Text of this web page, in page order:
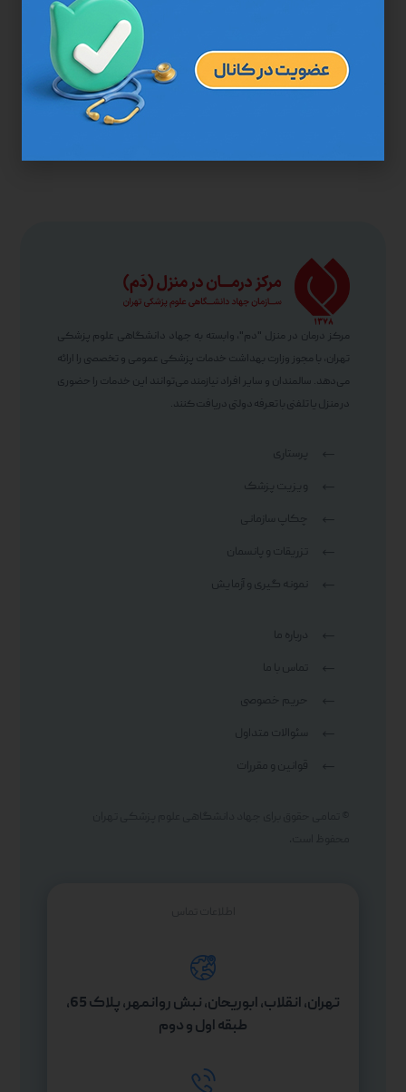
مرکز درمان در منزل "دم"، وابسته به جهاد دانشگاهی علوم پزشکی
تهران، با مجوز وزارت بهداشت خدمات پزشکی عمومی و تخصصی را ارائه
می‌دهد. سالمندان و سایر افراد نیازمند می‌توانند این خدمات را حضوری
در منزل یا تلفنی با تعرفه دولتی دریافت کنند.
پرستاری
ویزیت پزشک
چکاپ سازمانی
تزریقات و پانسمان
نمونه گیری و آزمایش
درباره ما
تماس با ما
حریم خصوصی
سئوالات متداول
قوانین و مقررات
اطلاعات تماس
تهران، انقلاب، ابوریحان، نبش روانمهر، پلاک 65،
طبقه اول و دوم